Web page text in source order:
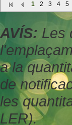
1
2 3 4 5
AVÍS: Les
a la
de
les
LER).